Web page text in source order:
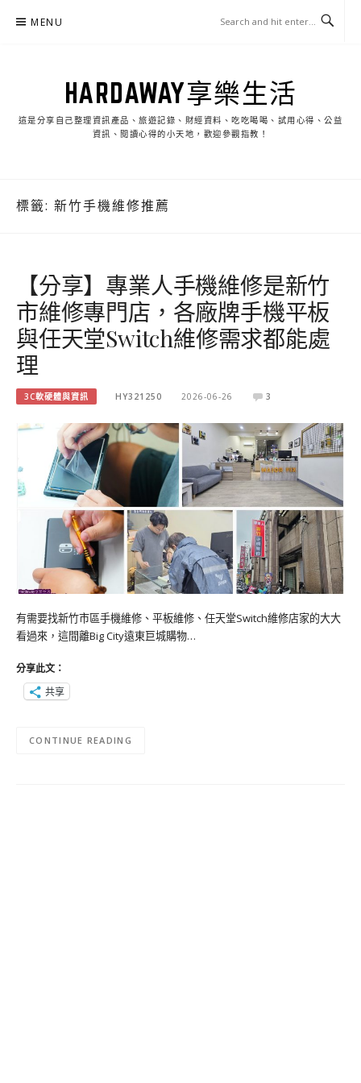
MENU
HARDAWAY享樂生活
這是分享自己整理資訊產品、旅遊記錄、財經資料、吃吃喝喝、試用心得、公益
資訊、閱讀心得的小天地，歡迎參觀指教！
標籤: 新竹手機維修推薦
【分享】專業人手機維修是新竹
市維修專門店，各廠牌手機平板
與任天堂Switch維修需求都能處
理
3C軟硬體與資訊 HY321250 2026-06-26 3
有需要找新竹市區手機維修、平板維修、任天堂Switch維修店家的大大
看過來，這間離Big City遠東巨城購物…
分享此文：
共享
CONTINUE READING